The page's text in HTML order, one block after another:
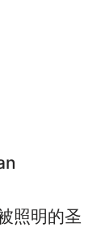
照明的圣